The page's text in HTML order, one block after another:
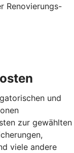
Renovierungs-
und
zur gewählten
viele andere